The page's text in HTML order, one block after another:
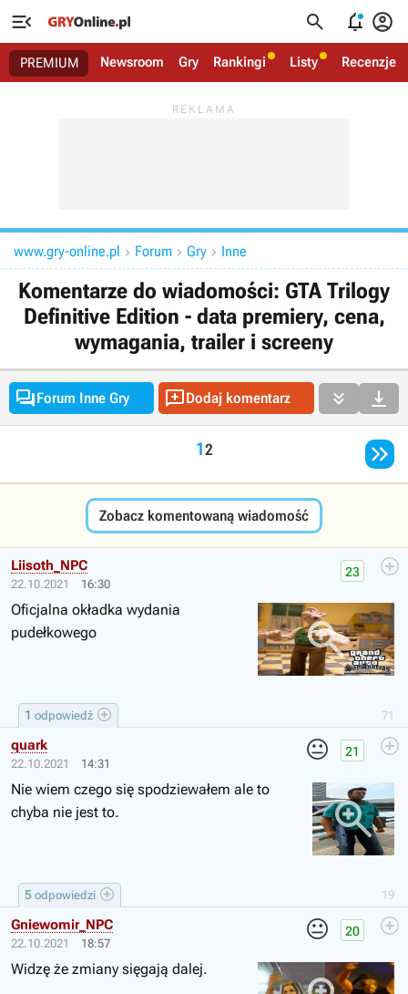
   
PREMIUM Newsroom Gry Rankingi Listy Recenzje
www.gry-online.pl  Forum  Gry  Inne
Komentarze do wiadomości: GTA Trilogy
Definitive Edition - data premiery, cena,
wymagania, trailer i screeny
Forum Inne Gry Dodaj komentarz  
12 
Zobacz komentowaną wiadomość
22.10.2021 16:30
71
23
1 odpowiedź
Liisoth_NPC
Oficjalna okładka wydania
pudełkowego
22.10.2021 14:31
😐
19
21
5 odpowiedzi
quark
Nie wiem czego się spodziewałem ale to
chyba nie jest to.
22.10.2021 18:57
😐 20
Gniewomir_NPC
Widzę że zmiany sięgają dalej.